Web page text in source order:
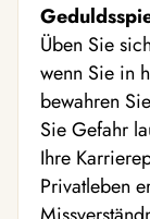
Üben Sie
wenn Sie in
bewahren
Sie Gefahr
Ihre
Privatleben